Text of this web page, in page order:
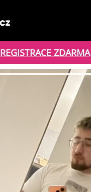
REGISTRACE ZDARMA